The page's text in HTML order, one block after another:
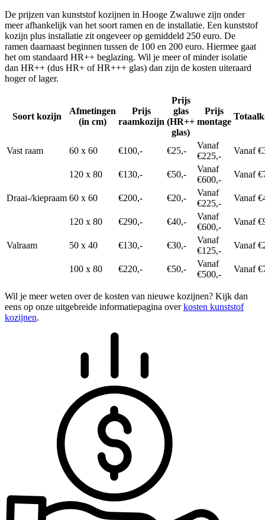
De prijzen van kunststof kozijnen in Hooge Zwaluwe zijn onder
meer afhankelijk van het soort ramen en de installatie. Een kunststof
kozijn plus installatie zit ongeveer op gemiddeld 250 euro. De
ramen daarnaast beginnen tussen de 100 en 200 euro. Hiermee gaat
het om standaard HR++ beglazing. Wil je meer of minder isolatie
dan HR++ (dus HR+ of HR+++ glas) dan zijn de kosten uiteraard
hoger of lager.
Soort kozijn
Afmetingen
(in cm)
Prijs
raamkozijn
Prijs
glas
(HR++
glas)
Prijs
montage
Vast raam 60 x 60 €100,- €25,-
Vanaf
€225,-
Vanaf
120 x 80 €130,- €50,-
Vanaf
€600,-
Vanaf
Draai-/kiepraam 60 x 60 €200,- €20,-
Vanaf
€225,-
Vanaf
120 x 80 €290,- €40,-
Vanaf
€600,-
Vanaf
Valraam 50 x 40 €130,- €30,-
Vanaf
€125,-
Vanaf
100 x 80 €220,- €50,-
Vanaf
€500,-
Vanaf
Wil je meer weten over de kosten van nieuwe kozijnen? Kijk dan
eens op onze uitgebreide informatiepagina overkosten kunststof
kozijnen.